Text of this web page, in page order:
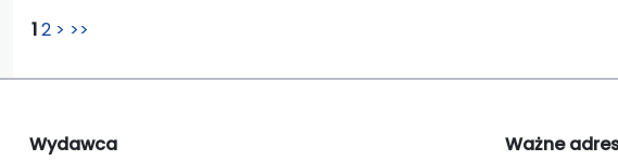
12 > >>
Wydawca
Ważne